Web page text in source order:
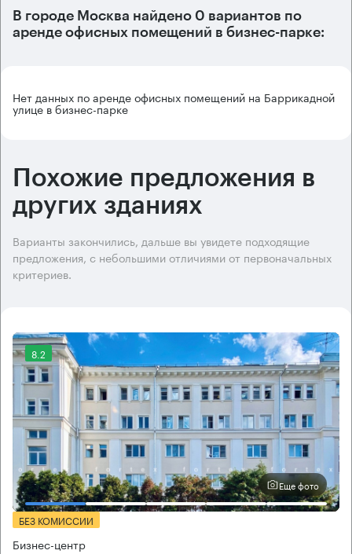
В городе Москва найдено 0 вариантов по
аренде офисных помещений в бизнес-парке:
Нет данных по аренде офисных помещений на Баррикадной
улице в бизнес-парке
Похожие предложения в
других зданиях
Варианты закончились, дальше вы увидете подходящие
предложения, с небольшими отличиями от первоначальных
критериев.
8.2
Еще фото
БЕЗ КОМИССИИ
Бизнес-центр